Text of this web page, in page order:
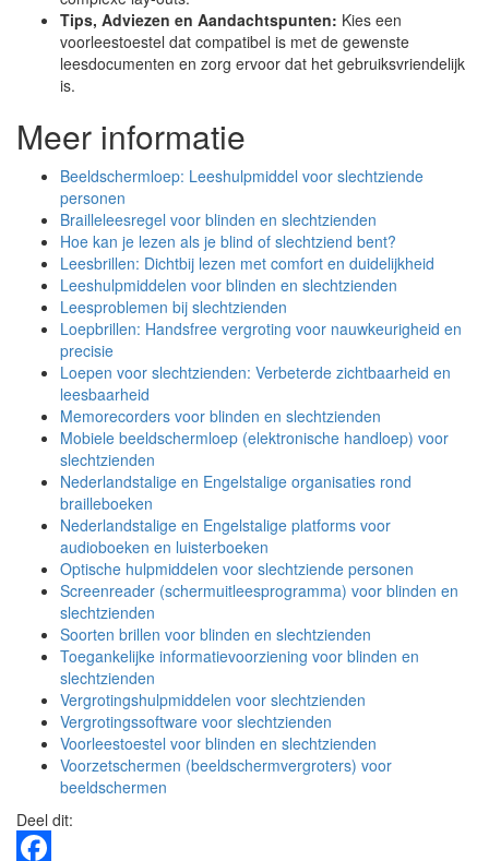
Tips, Adviezen en Aandachtspunten: Kies een
voorleestoestel dat compatibel is met de gewenste
leesdocumenten en zorg ervoor dat het gebruiksvriendelijk
is.
Meer informatie
Beeldschermloep: Leeshulpmiddel voor slechtziende
personen
Brailleleesregel voor blinden en slechtzienden
Hoe kan je lezen als je blind of slechtziend bent?
Leesbrillen: Dichtbij lezen met comfort en duidelijkheid
Leeshulpmiddelen voor blinden en slechtzienden
Leesproblemen bij slechtzienden
Loepbrillen: Handsfree vergroting voor nauwkeurigheid en
precisie
Loepen voor slechtzienden: Verbeterde zichtbaarheid en
leesbaarheid
Memorecorders voor blinden en slechtzienden
Mobiele beeldschermloep (elektronische handloep) voor
slechtzienden
Nederlandstalige en Engelstalige organisaties rond
brailleboeken
Nederlandstalige en Engelstalige platforms voor
audioboeken en luisterboeken
Optische hulpmiddelen voor slechtziende personen
Screenreader (schermuitleesprogramma) voor blinden en
slechtzienden
Soorten brillen voor blinden en slechtzienden
Toegankelijke informatievoorziening voor blinden en
slechtzienden
Vergrotingshulpmiddelen voor slechtzienden
Vergrotingssoftware voor slechtzienden
Voorleestoestel voor blinden en slechtzienden
Voorzetschermen (beeldschermvergroters) voor
beeldschermen
Deel dit: